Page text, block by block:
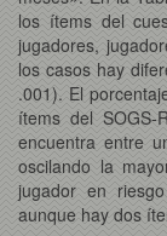
los ítems del
jugadores,
los casos hay
.001). El
ítems del
encuentra entre
oscilando la
jugador en
aunque hay dos